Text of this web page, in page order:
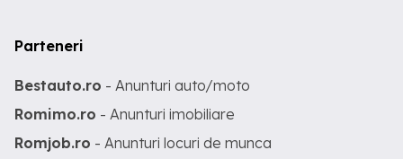
Parteneri
Bestauto.ro - Anunturi auto/moto
Romimo.ro - Anunturi imobiliare
Romjob.ro - Anunturi locuri de munca